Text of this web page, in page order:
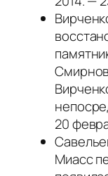
20
Миасс